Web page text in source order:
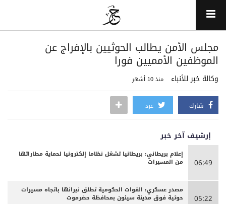
‏مجلس الأمن يطالب الحوثيين بالإفراج عن
الموظفين الأمميين فورا
وكالة خبر للأنباء منذ 10 أشهر
شارك غرد
إرشيف آخر خبر
06:49
إعلام بريطاني: بريطانيا تشغل نظاما إلكترونيا لحماية مطاراتها
من المسيرات
05:22
مصدر عسكري: القوات الحكومية تطلق نيرانها باتجاه مسيرات
حوثية فوق مدينة سيئون بمحافظة حضرموت